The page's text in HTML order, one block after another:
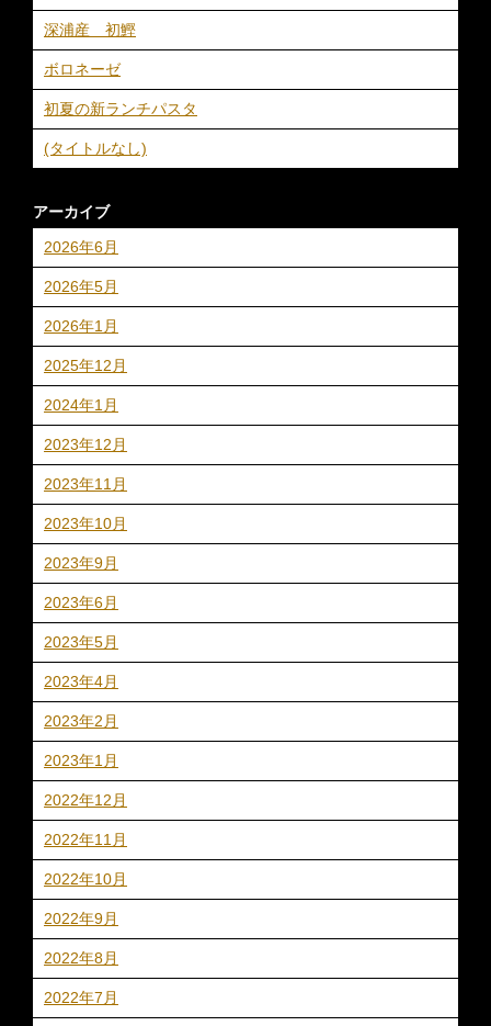
深浦産 初鰹
ボロネーゼ
初夏の新ランチパスタ
(タイトルなし)
アーカイブ
2026年6月
2026年5月
2026年1月
2025年12月
2024年1月
2023年12月
2023年11月
2023年10月
2023年9月
2023年6月
2023年5月
2023年4月
2023年2月
2023年1月
2022年12月
2022年11月
2022年10月
2022年9月
2022年8月
2022年7月